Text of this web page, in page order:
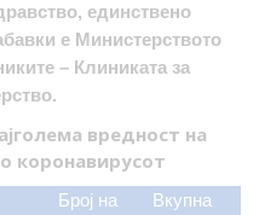
единствено
е Министерството
– Клиниката за
вредност на
коронавирусот
Број на
Вкупна